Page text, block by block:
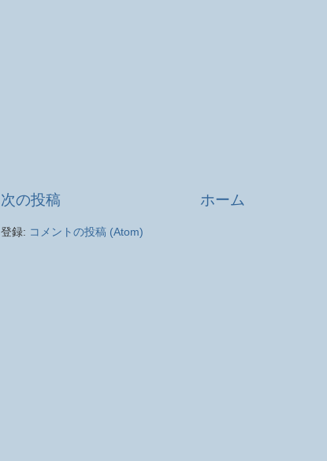
次の投稿 ホーム
登録: コメントの投稿 (Atom)